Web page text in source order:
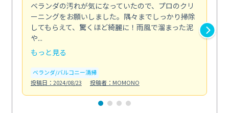
ベランダの汚れが気になっていたので、プロのクリ
ーニングをお願いしました。隅々までしっかり掃除
してもらえて、驚くほど綺麗に！雨風で溜まった泥
や...
もっと見る
ベランダ/バルコニー清掃
投稿日：2024/08/23
投稿者：MOMONO